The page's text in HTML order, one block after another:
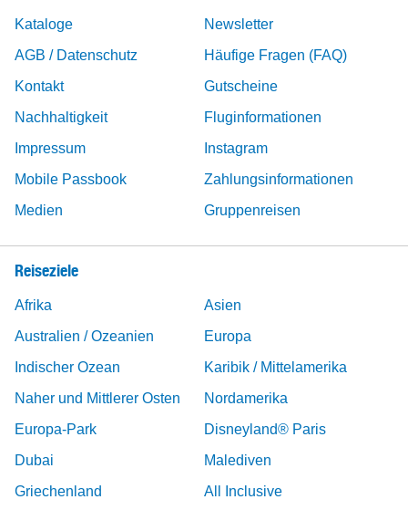
Kataloge
Newsletter
AGB / Datenschutz
Häufige Fragen (FAQ)
Kontakt
Gutscheine
Nachhaltigkeit
Fluginformationen
Impressum
Instagram
Mobile Passbook
Zahlungsinformationen
Medien
Gruppenreisen
Reiseziele
Afrika
Asien
Australien / Ozeanien
Europa
Indischer Ozean
Karibik / Mittelamerika
Naher und Mittlerer Osten
Nordamerika
Europa-Park
Disneyland® Paris
Dubai
Malediven
Griechenland
All Inclusive